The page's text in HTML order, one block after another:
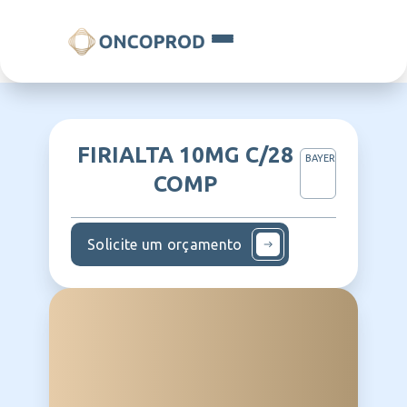
FIRIALTA 10MG C/28
COMP
BAYER
Solicite um orçamento